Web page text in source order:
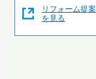
リフォーム提案
を見る